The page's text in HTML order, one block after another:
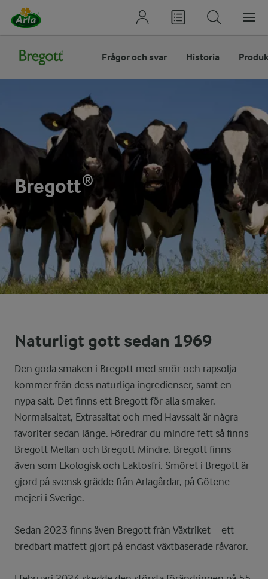
Bregott®
Frågor och svar Historia
Naturligt gott sedan 1969
Den goda smaken i Bregott med smör och rapsolja
kommer från dess naturliga ingredienser, samt en
nypa salt. Det finns ett Bregott för alla smaker.
Normalsaltat, Extrasaltat och med Havssalt är några
favoriter sedan länge. Föredrar du mindre fett så finns
Bregott Mellan och Bregott Mindre. Bregott finns
även som Ekologisk och Laktosfri. Smöret i Bregott är
gjord på svensk grädde från Arlagårdar, på Götene
mejeri i Sverige.
Sedan 2023 finns även Bregott från Växtriket – ett
bredbart matfett gjort på endast växtbaserade råvaror.